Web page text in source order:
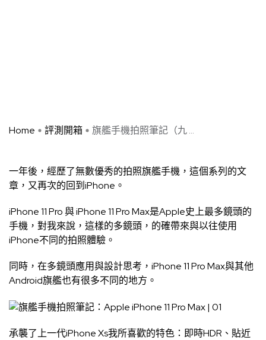
Home 評測開箱 旗艦手機拍照筆記（九 ...
一年後，經歷了無數優秀的拍照旗艦手機，這個系列的文
章，又再次的回到iPhone。
iPhone 11 Pro 與 iPhone 11 Pro Max是Apple史上最多鏡頭的
手機，對我來說，這樣的多鏡頭，的確帶來與以往使用
iPhone不同的拍照體驗。
同時，在多鏡頭應用與設計思考，iPhone 11 Pro Max與其他
Android旗艦也有很多不同的地方。
承襲了上一代iPhone Xs我所喜歡的特色：即時HDR、貼近